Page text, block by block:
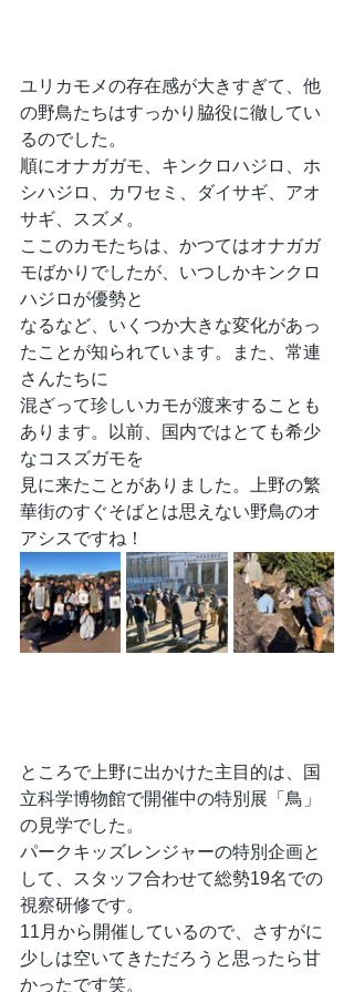
ユリカモメの存在感が大きすぎて、他
の野鳥たちはすっかり脇役に徹してい
るのでした。
順にオナガガモ、キンクロハジロ、ホ
シハジロ、カワセミ、ダイサギ、アオ
サギ、スズメ。
ここのカモたちは、かつてはオナガガ
モばかりでしたが、いつしかキンクロ
ハジロが優勢と
なるなど、いくつか大きな変化があっ
たことが知られています。また、常連
さんたちに
混ざって珍しいカモが渡来することも
あります。以前、国内ではとても希少
なコスズガモを
見に来たことがありました。上野の繁
華街のすぐそばとは思えない野鳥のオ
アシスですね！
ところで上野に出かけた主目的は、国
立科学博物館で開催中の特別展「鳥」
の見学でした。
パークキッズレンジャーの特別企画と
して、スタッフ合わせて総勢19名での
視察研修です。
11月から開催しているので、さすがに
少しは空いてきただろうと思ったら甘
かったです笑。